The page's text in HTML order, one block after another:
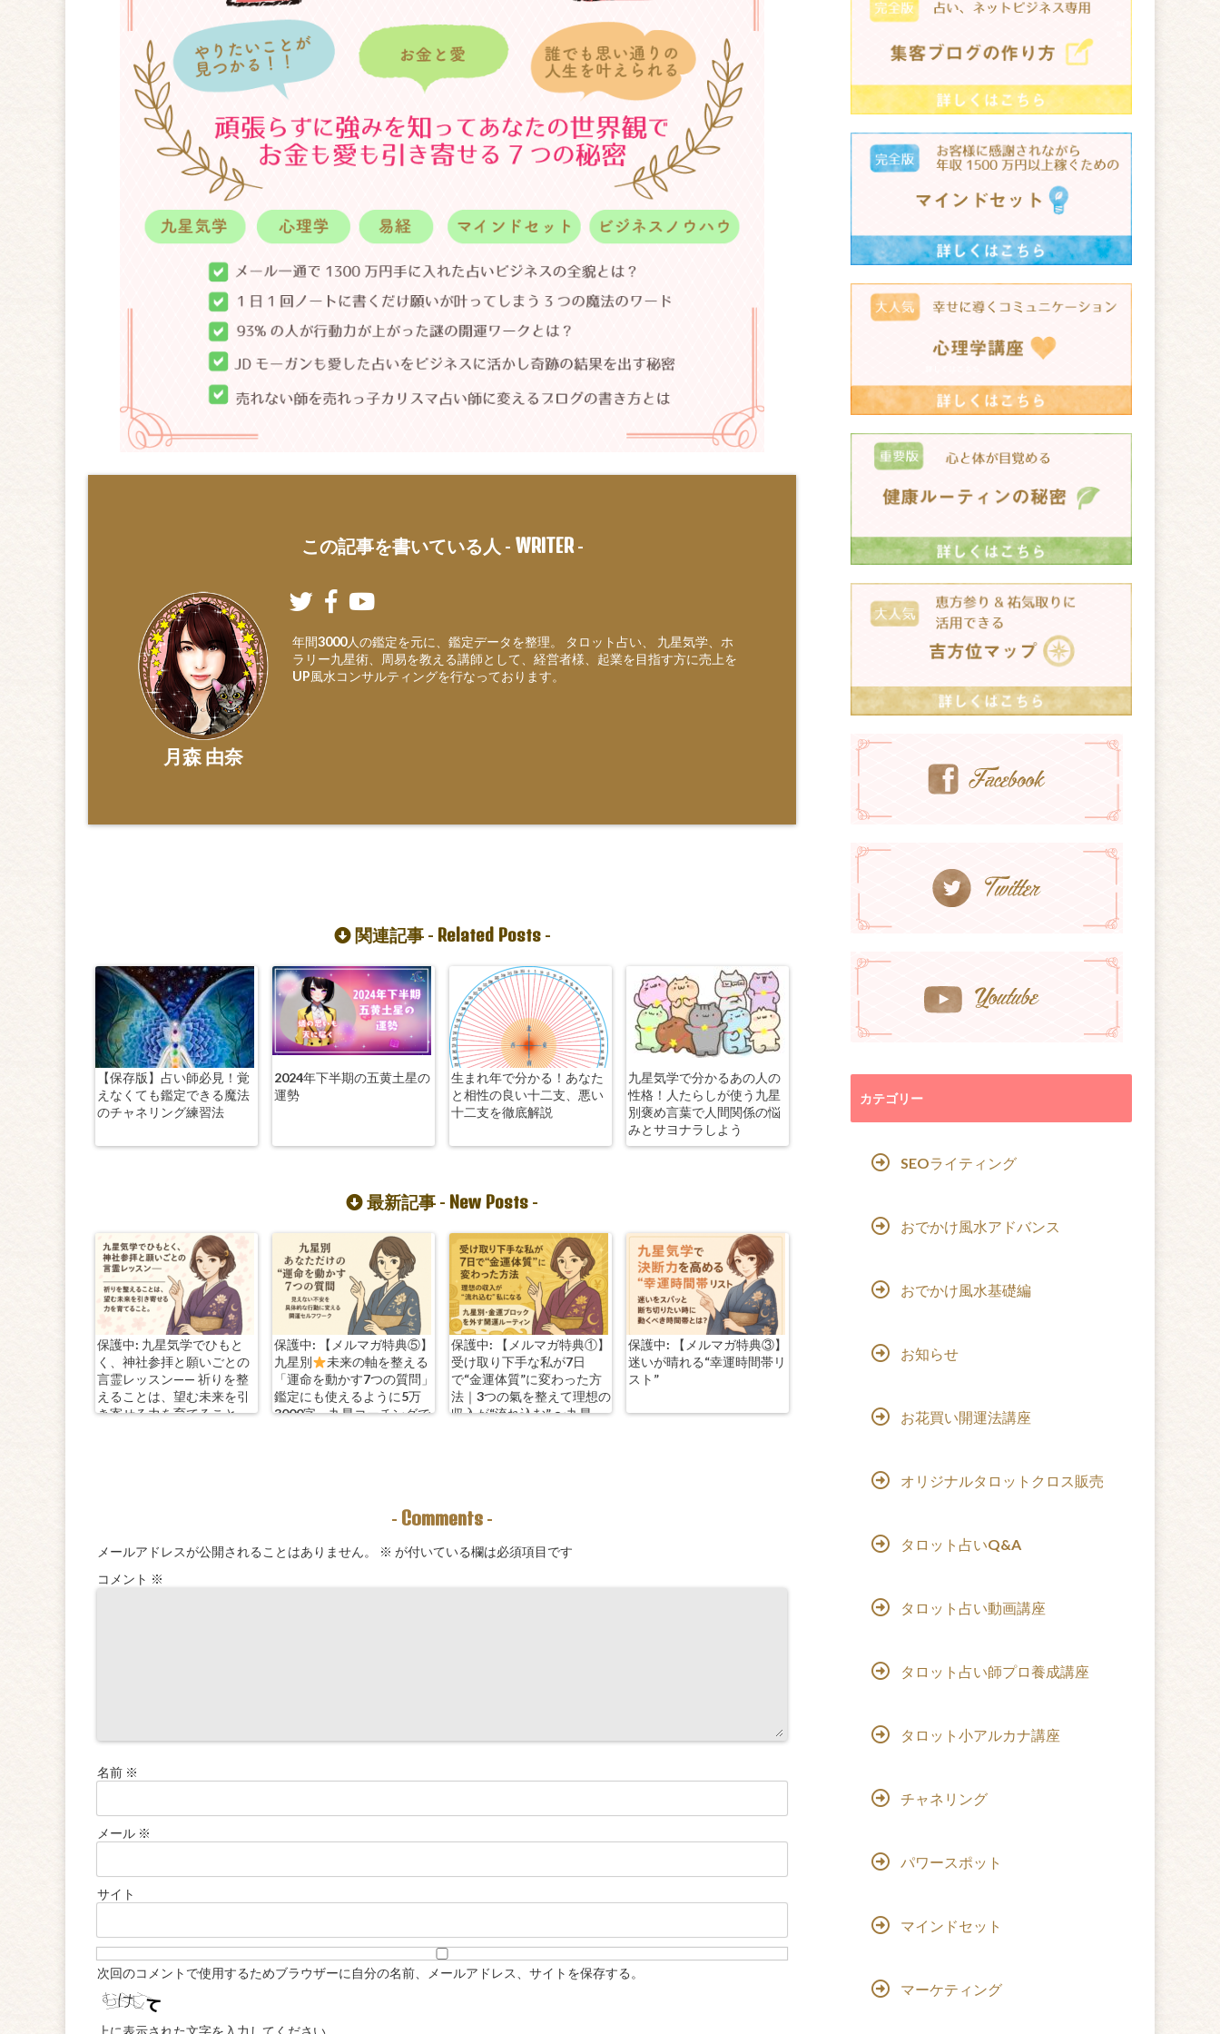
この記事を書いている人 - WRITER-
月森 由奈
年間3000人の鑑定を元に、鑑定データを整理。 タロット占い、 九星気学、ホ
ラリー九星術、周易を教える講師として、経営者様、起業を目指す方に売上を
UP風水コンサルティングを行なっております。
関連記事 - Related Posts-
【保存版】占い師必見！覚
えなくても鑑定できる魔法
のチャネリング練習法
2024年下半期の五黄土星の
運勢
生まれ年で分かる！あなた
と相性の良い十二支、悪い
十二支を徹底解説
九星気学で分かるあの人の
性格！人たらしが使う九星
別褒め言葉で人間関係の悩
みとサヨナラしよう
最新記事 - New Posts -
保護中: 九星気学でひもと
く、神社参拝と願いごとの
言霊レッスン—— 祈りを整
えることは、望む未来を引
き寄せる力を育てること。
保護中: 【メルマガ特典⑤】
九星別
未来の軸を整える
「運命を動かす7つの質問」
鑑定にも使えるように5万
3000字。九星コーチングで
保護中: 【メルマガ特典①】
受け取り下手な私が7日
で“金運体質”に変わった方
法｜3つの氣を整えて理想の
収入が“流れ込む” 〜九星
保護中: 【メルマガ特典③】
迷いが晴れる“幸運時間帯リ
スト”
- Comments -
メールアドレスが公開されることはありません。 ※ が付いている欄は必須項目です
コメント ※
名前 ※
メール ※
サイト
次回のコメントで使用するためブラウザーに自分の名前、メールアドレス、サイトを保存する。
カテゴリー
SEOライティング
おでかけ風水アドバンス
おでかけ風水基礎編
お知らせ
お花買い開運法講座
オリジナルタロットクロス販売
タロット占いQ&A
タロット占い動画講座
タロット占い師プロ養成講座
タロット小アルカナ講座
チャネリング
パワースポット
マインドセット
マーケティング